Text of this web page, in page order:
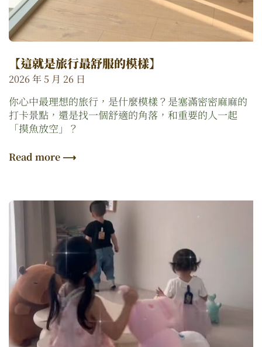
【這就是旅行最舒服的模樣】
2026 年 5 月 26 日
你心中最理想的旅行，是什麼模樣？是塞滿密密麻麻的
打卡景點，還是找一個舒適的角落，和重要的人一起
「摸魚放空」？
Read more ⟶